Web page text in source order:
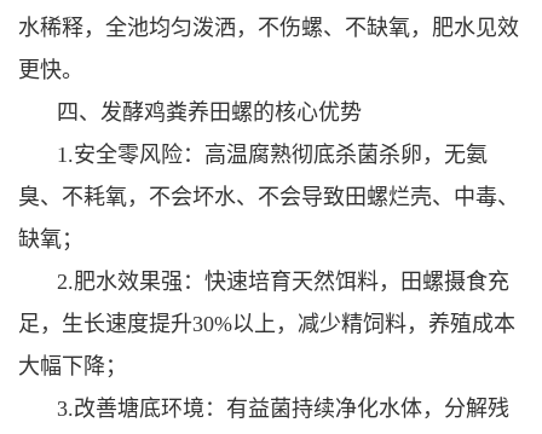
水稀释，全池均匀泼洒，不伤螺、不缺氧，肥水见效
更快。
四、发酵鸡粪养田螺的核心优势
1.安全零风险：高温腐熟彻底杀菌杀卵，无氨
臭、不耗氧，不会坏水、不会导致田螺烂壳、中毒、
缺氧；
2.肥水效果强：快速培育天然饵料，田螺摄食充
足，生长速度提升30%以上，减少精饲料，养殖成本
大幅下降；
3.改善塘底环境：有益菌持续净化水体，分解残